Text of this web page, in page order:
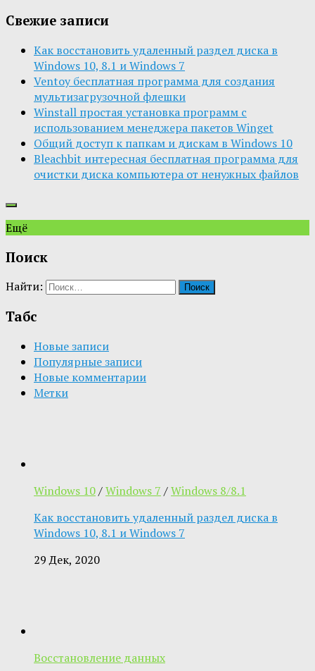
Свежие записи
Как восстановить удаленный раздел диска в
Windows 10, 8.1 и Windows 7
Ventoy бесплатная программа для создания
мультизагрузочной флешки
Winstall простая установка программ с
использованием менеджера пакетов Winget
Общий доступ к папкам и дискам в Windows 10
Bleachbit интересная бесплатная программа для
очистки диска компьютера от ненужных файлов
Ещё
Поиск
Найти:
Табс
Новые записи
Популярные записи
Новые комментарии
Метки
Windows 10/Windows 7 /Windows 8/8.1
Как восстановить удаленный раздел диска в
Windows 10, 8.1 и Windows 7
29 Дек, 2020
Восстановление данных